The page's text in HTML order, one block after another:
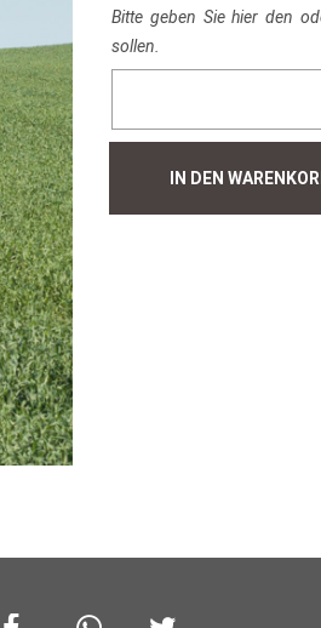
Bitte geben Sie hier den
sollen.
Menge
IN DEN